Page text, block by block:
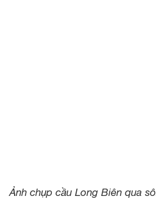
Ảnh chụp cầu Long Biên qua